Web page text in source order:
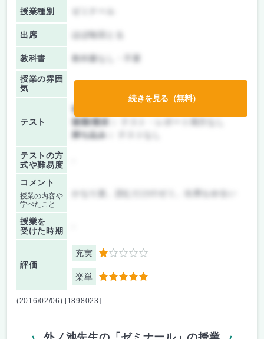
授業種別
出席 ほぼ毎回とる
教科書 教科書なし・不要
授業の雰囲
気
テスト
前期/中間：
後期/期末：
持ち込み：
テストの方
式や難易度
コメント
授業の内容や
学べたこと
授業を
受けた時期
評価
充実 1
楽単 5
続きを見る（無料）
(2016/02/06) [1898023]